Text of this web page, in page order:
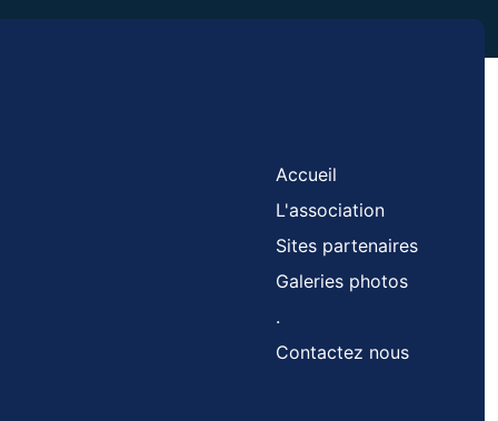
Accueil
L'association
Sites partenaires
Galeries photos
.
Contactez nous